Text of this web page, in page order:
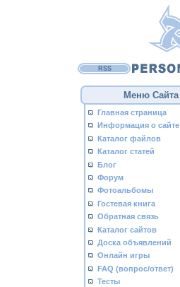
RSS
Меню Сайта
Главная страница
Информация о сайте
Каталог файлов
Каталог статей
Блог
Форум
Фотоальбомы
Гостевая книга
Обратная связь
Каталог сайтов
Доска объявлений
Онлайн игры
FAQ (вопрос/ответ)
Тесты